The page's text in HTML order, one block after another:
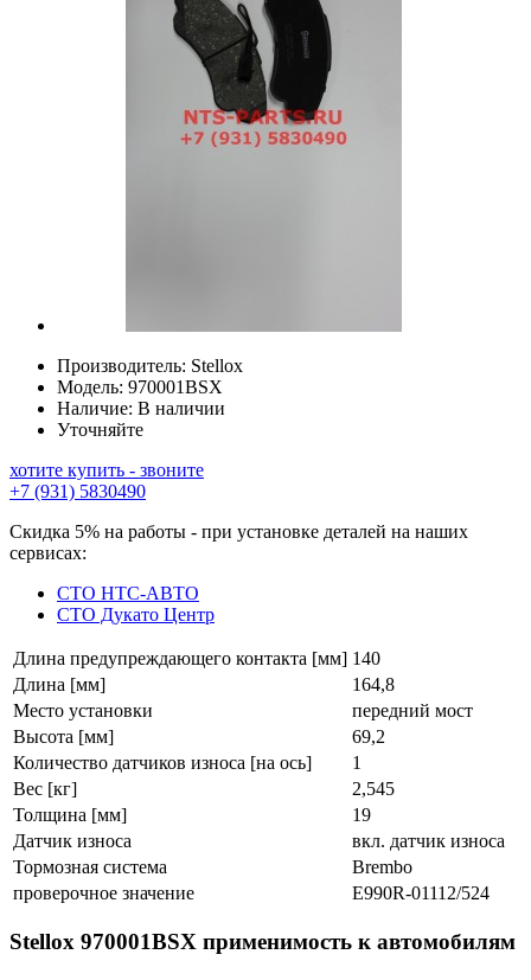
Производитель: Stellox
Модель: 970001BSX
Наличие: В наличии
Уточняйте
хотите купить - звоните
+7 (931) 5830490
Скидка 5% на работы - при установке деталей на наших
сервисах:
СТО НТС-АВТО
СТО Дукато Центр
Длина предупреждающего контакта [мм] 140
Длина [мм]
164,8
Место установки
передний мост
Высота [мм]
69,2
Количество датчиков износа [на ось]
1
Вес [кг]
2,545
Толщина [мм]
19
Датчик износа
вкл. датчик износа
Тормозная система
Brembo
проверочное значение
E990R-01112/524
Stellox 970001BSX применимость к автомобилям